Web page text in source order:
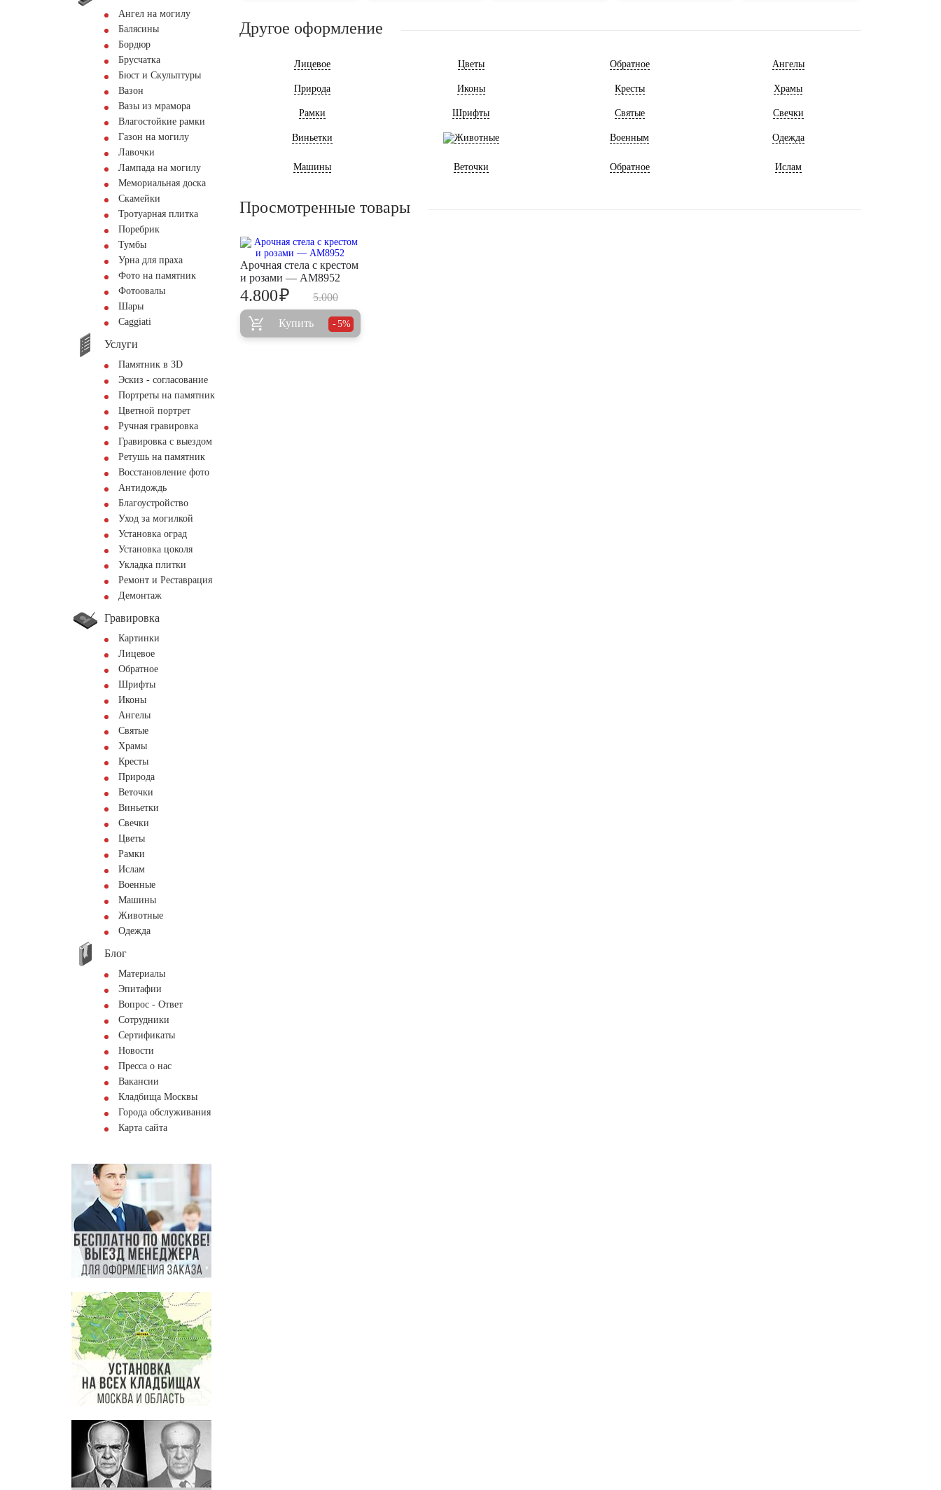
Ангел на могилу
Балясины
Бордюр
Брусчатка
Бюст и Скульптуры
Вазон
Вазы из мрамора
Влагостойкие рамки
Газон на могилу
Лавочки
Лампада на могилу
Мемориальная доска
Скамейки
Тротуарная плитка
Поребрик
Тумбы
Урна для праха
Фото на памятник
Фотоовалы
Шары
Сaggiati
Услуги
Памятник в 3D
Эскиз - согласование
Портреты на памятник
Цветной портрет
Ручная гравировка
Гравировка с выездом
Ретушь на памятник
Восстановление фото
Антидождь
Благоустройство
Уход за могилкой
Установка оград
Установка цоколя
Укладка плитки
Ремонт и Реставрация
Демонтаж
Гравировка
Картинки
Лицевое
Обратное
Шрифты
Иконы
Ангелы
Святые
Храмы
Кресты
Природа
Веточки
Виньетки
Свечки
Цветы
Рамки
Ислам
Военные
Машины
Животные
Одежда
Блог
Материалы
Эпитафии
Вопрос - Ответ
Сотрудники
Сертификаты
Новости
Пресса о нас
Вакансии
Кладбища Москвы
Города обслуживания
Карта сайта
Другое оформление
Лицевое Цветы Обратное Ангелы
Природа Иконы Кресты Храмы
Рамки Шрифты Святые Свечки
Виньетки Животные Военным Одежда
Машины Веточки Обратное Ислам
Просмотренные товары
Арочная стела с крестом
и розами — AM8952
5.000
4.800₽
Купить 5%